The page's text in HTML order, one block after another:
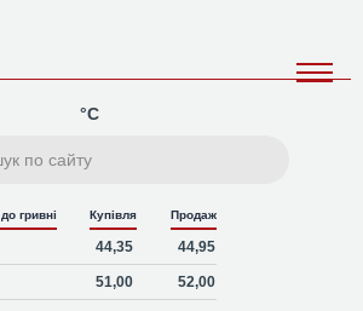
°C
гривні Купівля Продаж
44,35 44,95
51,00 52,00